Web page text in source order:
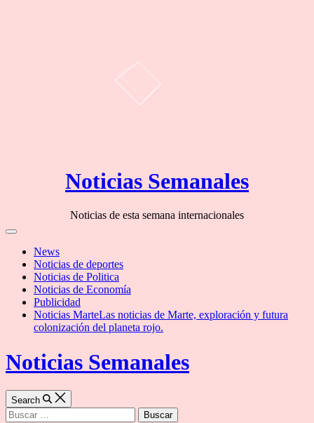
Noticias Semanales
Noticias de esta semana internacionales
Off
CanvasNews
Noticias de deportes
Noticias de Politica
Noticias de Economía
Publicidad
Noticias MarteLas noticias de Marte, exploración y futura
colonización del planeta rojo.
Noticias Semanales
Search
Buscar: